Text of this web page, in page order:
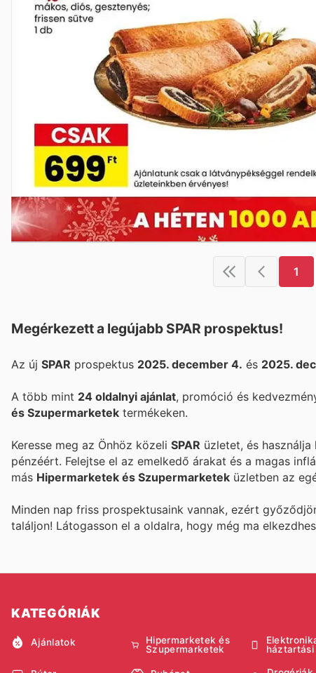
1
Megérkezett a legújabb SPAR prospektus!
Az új SPAR prospektus 2025. december 4. és 2025.
A több mint 24 oldalnyi ajánlat, promóció és
és Szupermarketek termékeken.
Keresse meg az Önhöz közeli SPAR üzletet, és
pénzéért. Felejtse el az emelkedő árakat és a magas
más Hipermarketek és Szupermarketek üzletben az
Minden nap friss prospektusaink vannak, ezért
találjon! Látogasson el a oldalra, hogy még ma
KATEGÓRIÁK
Ajánlatok
Hipermarketek és
Szupermarketek
háztartási